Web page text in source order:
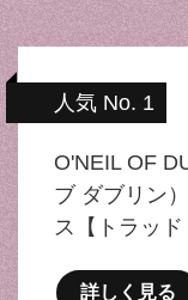
人気 No. 1
O'NEIL OF
ブ ダブリン
ス【トラッ
詳しく見る